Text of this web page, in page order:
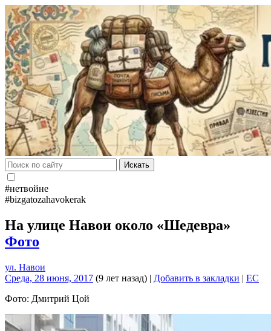
Искать
#нетвойне
#bizgatozahavokerak
На улице Навои около «Шедевра»
Фото
ул. Навои
Среда, 28 июня, 2017 (9 лет назад) | Добавить в закладки | EC
Фото: Дмитрий Цой